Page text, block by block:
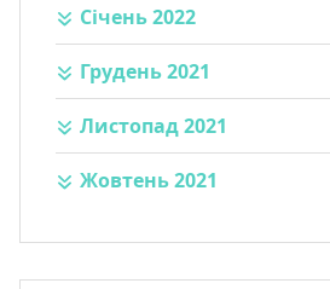
Січень 2022
Грудень 2021
Листопад 2021
Жовтень 2021